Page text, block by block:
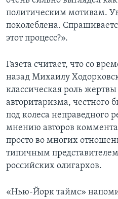
политическим мотивам.
поколеблена.
этот процесс?».
Газета считает, что со
назад Михаилу
классическая роль жертвы
авторитаризма, честного
под колеса неправедного
мнению авторов
просто во многих
типичным
российских олигархов.
«Нью-Йорк таймс»